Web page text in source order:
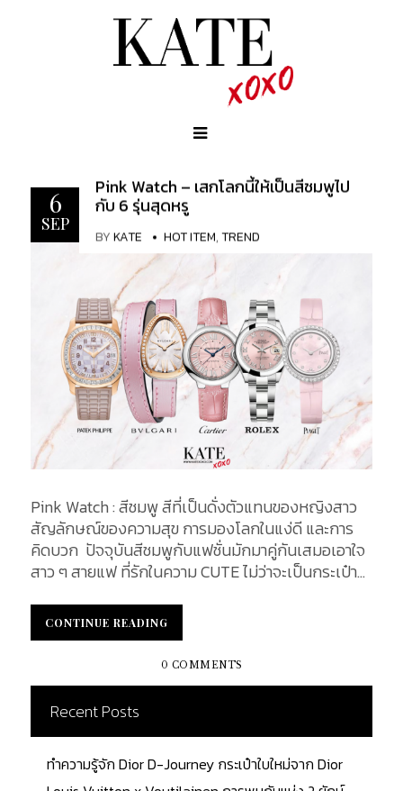
6
SEP
Pink Watch – เสกโลกนี้ให้เป็นสีชมพูไป
กับ 6 รุ่นสุดหรู
BYKATE HOT ITEM, TREND
Pink Watch : สีชมพู สีที่เป็นดั่งตัวแทนของหญิงสาว
สัญลักษณ์ของความสุข การมองโลกในแง่ดี และการ
คิดบวก ปัจจุบันสีชมพูกับแฟชั่นมักมาคู่กันเสมอเอาใจ
สาว ๆ สายแฟ ที่รักในความ CUTE ไม่ว่าจะเป็นกระเป๋า
ติดตัวชิ้นสำคัญของใครหลาย ๆ คน สำหรับบทความนี้
เราขอเอาใจสายหวานแต่หัวใจ Luxury ด้วย 6 ITEM
สีชมพู จากแบรนด์นาฬิกาสุดหรู เพื่อเป็นการตอกย้ำว่า
ความน่ารักและความหรูหรา สามารถเดินเคียงข้างกันได้
อย่างไม่มีเงื่อนไข Rolex Datejust 36 Floral Dials ใน
งาน Baselworld ปี 2009 ทาง Rolex ได้ทำการเปิดตัว
Collection นาฬิกา Datejust 36 กับรหัส Ref.116244
มาพร้อมกับกรอบหน้าปัดขนาด 36 มิลลิเมตร ทำจาก
CONTINUE READING
CONTINUE READING
0 COMMENTS
Recent Posts
ทำความรู้จัก Dior D-Journey กระเป๋าใบใหม่จาก Dior